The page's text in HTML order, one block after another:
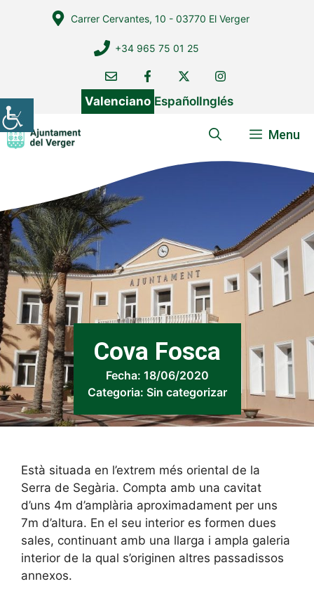
Carrer Cervantes, 10 - 03770 El Verger
+34 965 75 01 25
Valenciano EspañolInglés
Menu
Cova Fosca
Fecha: 18/06/2020
Categoria: Sin categorizar
Està situada en l’extrem més oriental de la
Serra de Segària. Compta amb una cavitat
d’uns 4m d’amplària aproximadament per uns
7m d’altura. En el seu interior es formen dues
sales, continuant amb una llarga i ampla galeria
interior de la qual s’originen altres passadissos
annexos.